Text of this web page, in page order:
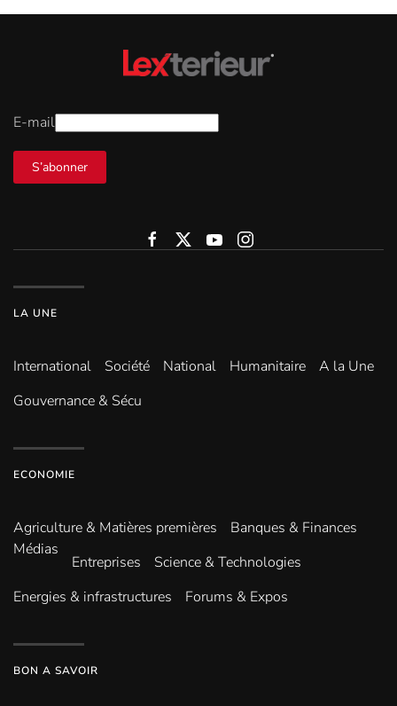
E-mail
S’abonner
LA UNE
International Société National Humanitaire
A la Une
Gouvernance & Sécu
ECONOMIE
Agriculture & Matières premières
Banques & Finances
Médias
Entreprises
Science & Technologies
Energies & infrastructures
Forums & Expos
BON A SAVOIR